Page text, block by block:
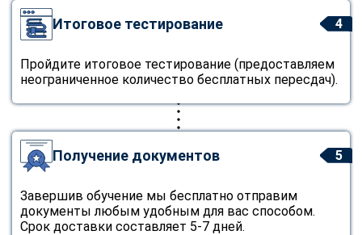
4
Итоговое тестирование
Пройдите итоговое тестирование (предоставляем
неограниченное количество бесплатных пересдач).
5
Получение документов
Завершив обучение мы бесплатно отправим
документы любым удобным для вас способом.
Срок доставки составляет 5-7 дней.